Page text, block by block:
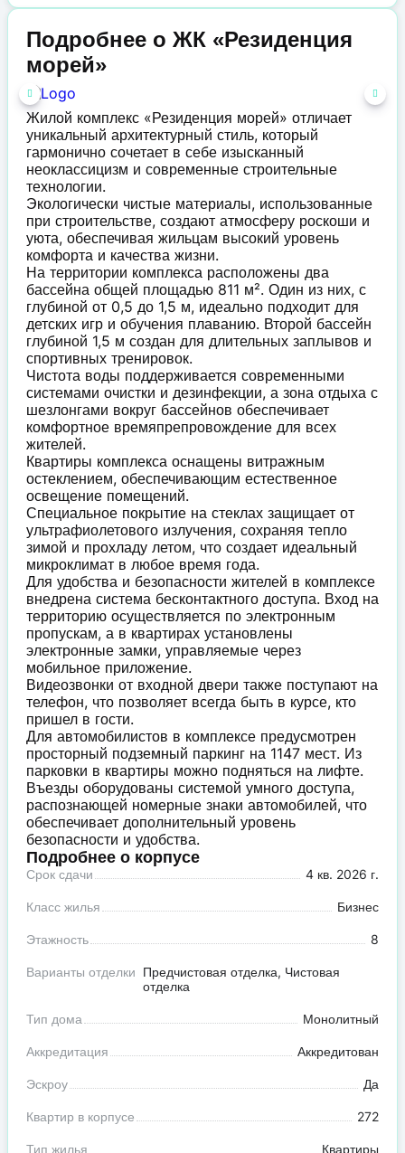
Подробнее о ЖК «Резиденция
морей»
Жилой комплекс «Резиденция морей» отличает
уникальный архитектурный стиль, который
гармонично сочетает в себе изысканный
неоклассицизм и современные строительные
технологии.
Экологически чистые материалы, использованные
при строительстве, создают атмосферу роскоши и
уюта, обеспечивая жильцам высокий уровень
комфорта и качества жизни.
На территории комплекса расположены два
бассейна общей площадью 811 м². Один из них, с
глубиной от 0,5 до 1,5 м, идеально подходит для
детских игр и обучения плаванию. Второй бассейн
глубиной 1,5 м создан для длительных заплывов и
спортивных тренировок.
Чистота воды поддерживается современными
системами очистки и дезинфекции, а зона отдыха с
шезлонгами вокруг бассейнов обеспечивает
комфортное времяпрепровождение для всех
жителей.
Квартиры комплекса оснащены витражным
остеклением, обеспечивающим естественное
освещение помещений.
Специальное покрытие на стеклах защищает от
ультрафиолетового излучения, сохраняя тепло
зимой и прохладу летом, что создает идеальный
микроклимат в любое время года.
Для удобства и безопасности жителей в комплексе
внедрена система бесконтактного доступа. Вход на
территорию осуществляется по электронным
пропускам, а в квартирах установлены
электронные замки, управляемые через
мобильное приложение.
Видеозвонки от входной двери также поступают на
телефон, что позволяет всегда быть в курсе, кто
пришел в гости.
Для автомобилистов в комплексе предусмотрен
просторный подземный паркинг на 1147 мест. Из
парковки в квартиры можно подняться на лифте.
Въезды оборудованы системой умного доступа,
распознающей номерные знаки автомобилей, что
обеспечивает дополнительный уровень
безопасности и удобства.
Подробнее о корпусе
Срок сдачи 4 кв. 2026 г.
Класс жилья Бизнес
Этажность 8
Варианты отделки Предчистовая отделка, Чистовая
отделка
Тип дома Монолитный
Аккредитация Аккредитован
Эскроу Да
Квартир в корпусе 272
Тип жилья Квартиры